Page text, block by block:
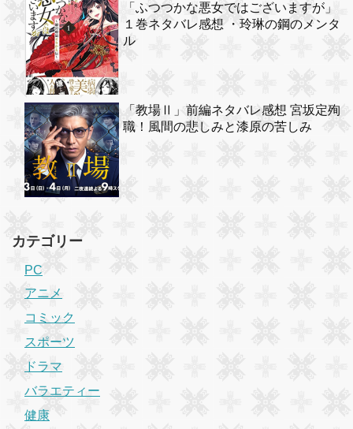
「ふつつかな悪女ではございますが」
１巻ネタバレ感想 ・玲琳の鋼のメンタ
ル
「教場Ⅱ」前編ネタバレ感想 宮坂定殉
職！風間の悲しみと漆原の苦しみ
カテゴリー
PC
アニメ
コミック
スポーツ
ドラマ
バラエティー
健康